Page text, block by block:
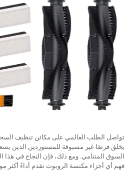
تواصل الطلب العالمي على مكائن تنظيف السجاد
يخلق فرصًا غير مسبوقة للمستوردين الذين
السوق المتنامي. ومع ذلك، فإن النجاح في
فهم أي أجزاء مكنسة الروبوت تقدم أداءً أكثر